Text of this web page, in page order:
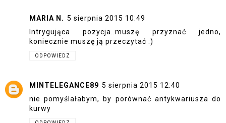
MARIA N. 5 sierpnia 2015 10:49
Intrygująca pozycja..muszę przyznać jedno,
koniecznie muszę ją przeczytać :)
ODPOWIEDZ
MINTELEGANCE89 5 sierpnia 2015 12:40
nie pomyślałabym, by porównać antykwariusza do
kurwy